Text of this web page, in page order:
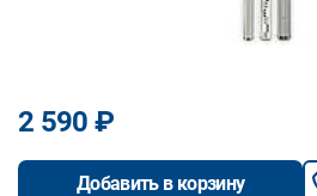
2 590 ₽
Добавить в корзину